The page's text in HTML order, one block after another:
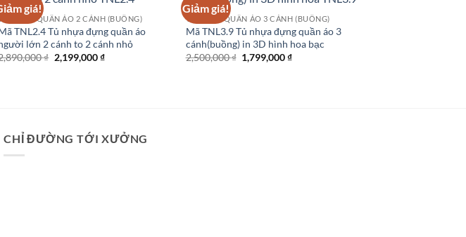
giá!
NHỰA QUẦN ÁO 2 CÁNH (BUỒNG)
TNL2.4 Tủ nhựa đựng quần áo
lớn 2 cánh to 2 cánh nhỏ
₫ Giá
gốc
2,199,000₫Giá
Giảm giá!
TỦ NHỰA QUẦN ÁO 3 CÁNH (BUỒNG)
Mã TNL3.9 Tủ nhựa đựng quần áo 3
cánh(buồng) in 3D hình hoa bạc
2,500,000₫ Giá
gốc
1,799,000₫Giá
CHỈ ĐƯỜNG TỚI XƯỞNG